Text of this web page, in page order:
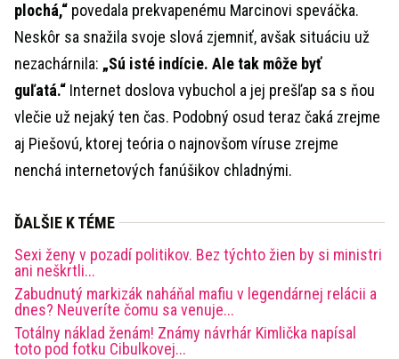
plochá,“ povedala prekvapenému Marcinovi speváčka.
Neskôr sa snažila svoje slová zjemniť, avšak situáciu už
nezachárnila: „Sú isté indície. Ale tak môže byť
guľatá.“ Internet doslova vybuchol a jej prešľap sa s ňou
vlečie už nejaký ten čas. Podobný osud teraz čaká zrejme
aj Piešovú, ktorej teória o najnovšom víruse zrejme
nenchá internetových fanúšikov chladnými.
ĎALŠIE K TÉME
Sexi ženy v pozadí politikov. Bez týchto žien by si ministri
ani neškrtli...
Zabudnutý markizák naháňal mafiu v legendárnej relácii a
dnes? Neuveríte čomu sa venuje...
Totálny náklad ženám! Známy návrhár Kimlička napísal
toto pod fotku Cibulkovej...